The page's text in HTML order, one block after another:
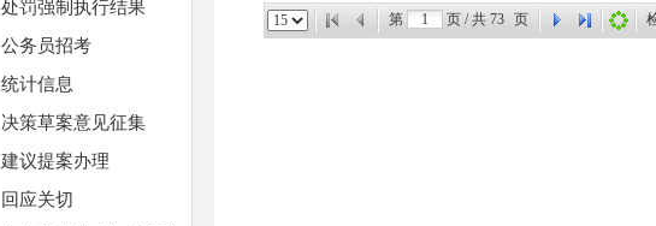
处罚强制执行结果
公务员招考
统计信息
决策草案意见征集
建议提案办理
回应关切
第 页 / 共 73 页